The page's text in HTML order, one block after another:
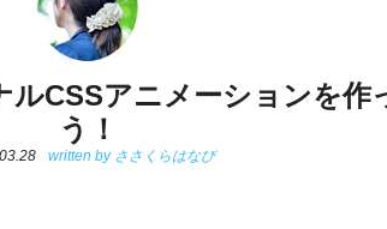
ルCSSアニメーションを作
う！